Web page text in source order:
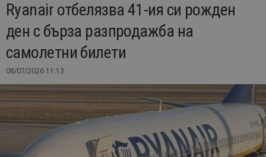
Ryanair отбелязва 41-ия си рожден
ден с бърза разпродажба на
самолетни билети
08/07/2026 11:13